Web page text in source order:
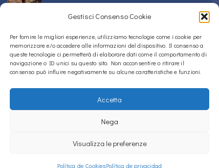
Gestisci Consenso Cookie
Per fornire le migliori esperienze, utilizziamo tecnologie come i cookie per
memorizzare e/o accedere alle informazioni del dispositivo. Il consenso a
queste tecnologie ci permetterà di elaborare dati come il comportamento di
navigazione o ID unici su questo sito. Non acconsentire o ritirare il
consenso può influire negativamente su alcune caratteristiche e funzioni.
Accetta
Nega
Visualizza le preferenze
Política de CookiesPolítica de privacidad
24/02/2026
Complejo Sos Nurattolos Nuragic en Alà
dei Sardi
23/02/2026
Copyright © 2020 – 2026La Sardegna verso l'Unesco
Política de privacidad
website's accessibility.